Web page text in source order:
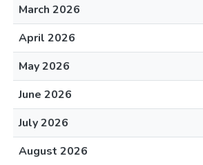
March 2026
April 2026
May 2026
June 2026
July 2026
August 2026